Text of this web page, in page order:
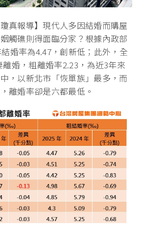
真報導】現代人多因結婚而購屋
觸礁則得面臨分家？根據內政部
婚率為4.47，創新低；此外，全
婚，粗離婚率2.23，為近3年來
，以新北市「恢單族」最多，而
離婚率卻是六都最低。